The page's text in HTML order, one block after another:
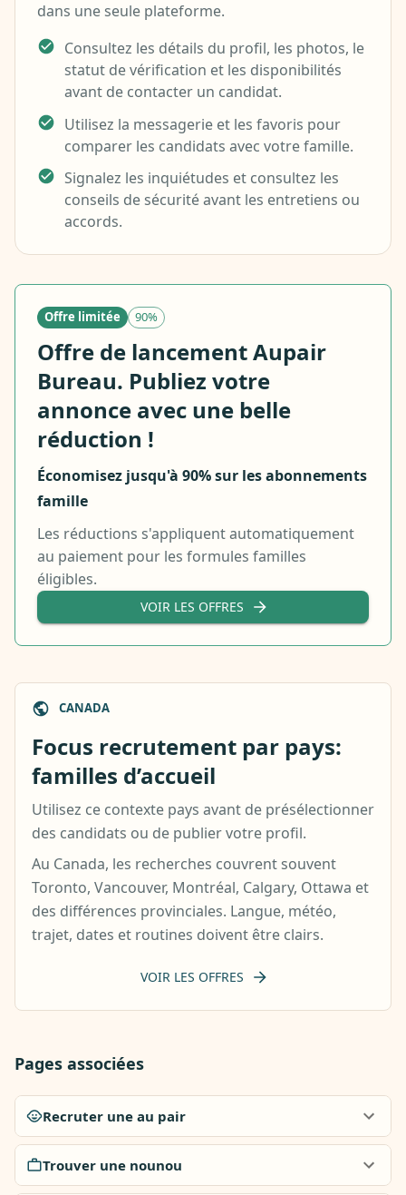
dans une seule plateforme.
Consultez les détails du profil, les photos, le
statut de vérification et les disponibilités
avant de contacter un candidat.
Utilisez la messagerie et les favoris pour
comparer les candidats avec votre famille.
Signalez les inquiétudes et consultez les
conseils de sécurité avant les entretiens ou
accords.
Offre limitée 90%
Offre de lancement Aupair
Bureau. Publiez votre
annonce avec une belle
réduction !
Économisez jusqu'à 90% sur les abonnements
famille
Les réductions s'appliquent automatiquement
au paiement pour les formules familles
éligibles.
VOIR LES OFFRES
CANADA
Focus recrutement par pays:
familles d’accueil
Utilisez ce contexte pays avant de présélectionner
des candidats ou de publier votre profil.
Au Canada, les recherches couvrent souvent
Toronto, Vancouver, Montréal, Calgary, Ottawa et
des différences provinciales. Langue, météo,
trajet, dates et routines doivent être clairs.
VOIR LES OFFRES
Pages associées
Recruter une au pair
Trouver une nounou